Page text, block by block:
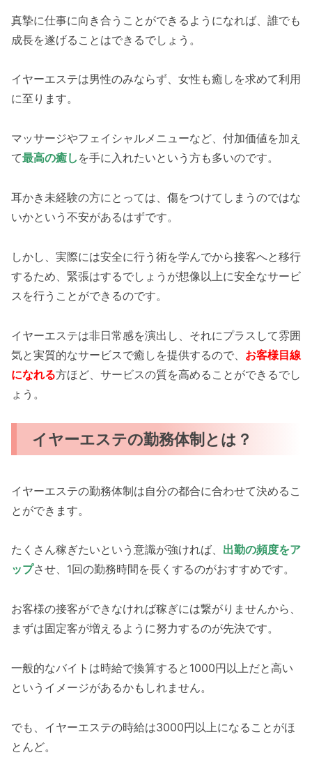
真摯に仕事に向き合うことができるようになれば、誰でも
成長を遂げることはできるでしょう。
イヤーエステは男性のみならず、女性も癒しを求めて利用
に至ります。
マッサージやフェイシャルメニューなど、付加価値を加え
て最高の癒し を手に入れたいという方も多いのです。
耳かき未経験の方にとっては、傷をつけてしまうのではな
いかという不安があるはずです。
しかし、実際には安全に行う術を学んでから接客へと移行
するため、緊張はするでしょうが想像以上に安全なサービ
スを行うことができるのです。
イヤーエステは非日常感を演出し、それにプラスして雰囲
気と実質的なサービスで癒しを提供するので、 お客様目線
になれる方ほど、サービスの質を高めることができるでし
ょう。
イヤーエステの勤務体制とは？
イヤーエステの勤務体制は自分の都合に合わせて決めるこ
とができます。
たくさん稼ぎたいという意識が強ければ、 出勤の頻度をア
ップさせ、1回の勤務時間を長くするのがおすすめです。
お客様の接客ができなければ稼ぎには繋がりませんから、
まずは固定客が増えるように努力するのが先決です。
一般的なバイトは時給で換算すると1000円以上だと高い
というイメージがあるかもしれません。
でも、イヤーエステの時給は3000円以上になることがほ
とんど。